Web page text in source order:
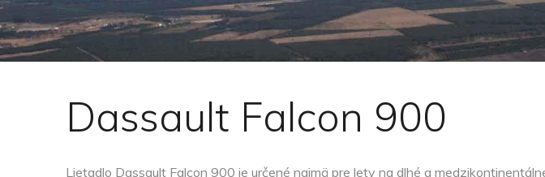
Dassault Falcon 900
Lietadlo Dassault Falcon 900 je určené najmä pre lety na dlhé a